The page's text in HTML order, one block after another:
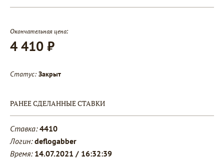
Окончательная цена:
4 410 ₽
Статус: Закрыт
РАНЕЕ СДЕЛАННЫЕ СТАВКИ
Ставка: 4410
Логин: deflogabber
Время: 14.07.2021 / 16:32:39